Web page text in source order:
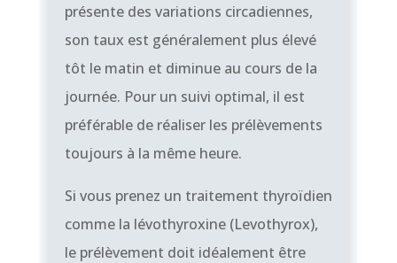
présente des variations circadiennes,
son taux est généralement plus élevé
tôt le matin et diminue au cours de la
journée. Pour un suivi optimal, il est
préférable de réaliser les prélèvements
toujours à la même heure.
Si vous prenez un traitement thyroïdien
comme la lévothyroxine (Levothyrox),
le prélèvement doit idéalement être